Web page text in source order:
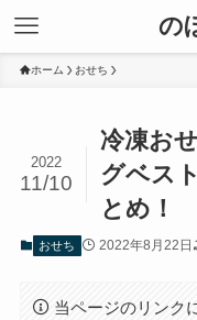
の
ホーム おせち
冷凍お
グベス
とめ！
2022
11/10
おせち 2022年8月22日
当ページのリンク